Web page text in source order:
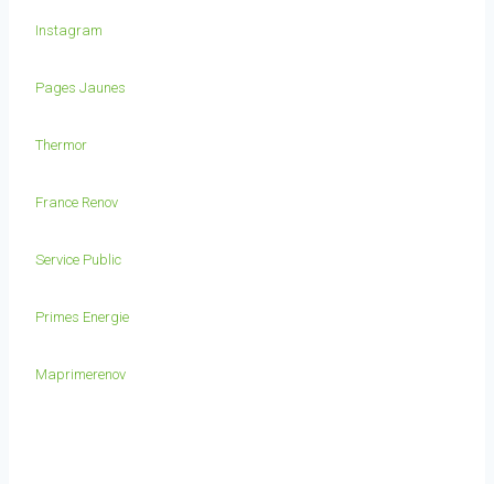
Instagram
Pages Jaunes
Thermor
France Renov
Service Public
Primes Energie
Maprimerenov